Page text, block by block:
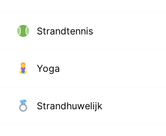
Strandtennis
Yoga
Strandhuwelijk